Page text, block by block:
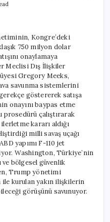
planı
devreye
giriyor
için
Kongre’deki
750 milyon dolar
onaylamaya
Meclisi Dış İlişkiler
Gregory Meeks,
savunma sistemlerini
göstererek satışa
onayını baypas etme
prosedürü çalıştırarak
kararı aldığı
milli savaş uçağı
yapımı F-110 jet
Washington, Türkiye’nin
bölgesel güvenlik
Trump yönetimi
kurulan yakın ilişkilerin
görüşünü savunuyor.